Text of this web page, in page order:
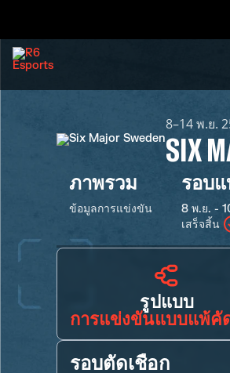
8–14 พ.ย.
SIX
ภาพรวม
ข้อมูลการแข่งขัน
รอบ
8 พ.ย. -
เสร็จสิ้น
รูปแบบ
การแข่งขันแบบแพ้คั
รอบตัดเชือก